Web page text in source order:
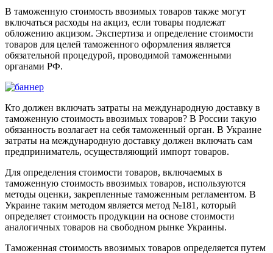
В таможенную стоимость ввозимых товаров также могут
включаться расходы на акциз, если товары подлежат
обложению акцизом. Экспертиза и определение стоимости
товаров для целей таможенного оформления является
обязательной процедурой, проводимой таможенными
органами РФ.
Кто должен включать затраты на международную доставку в
таможенную стоимость ввозимых товаров? В России такую
обязанность возлагает на себя таможенный орган. В Украине
затраты на международную доставку должен включать сам
предприниматель, осуществляющий импорт товаров.
Для определения стоимости товаров, включаемых в
таможенную стоимость ввозимых товаров, используются
методы оценки, закрепленные таможенным регламентом. В
Украине таким методом является метод №181, который
определяет стоимость продукции на основе стоимости
аналогичных товаров на свободном рынке Украины.
Таможенная стоимость ввозимых товаров определяется путем